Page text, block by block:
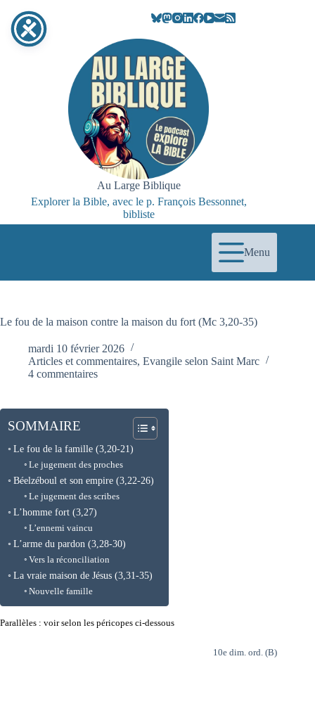
contenu
Au Large Biblique
Explorer la Bible, avec le p. François Bessonnet,
bibliste
Menu
Le fou de la maison contre la maison du fort (Mc 3,20-35)
mardi 10 février 2026
Articles et commentaires, Evangile selon Saint Marc
4 commentaires
SOMMAIRE
Le fou de la famille (3,20-21)
Le jugement des proches
Béelzéboul et son empire (3,22-26)
Le jugement des scribes
L’homme fort (3,27)
L’ennemi vaincu
L’arme du pardon (3,28-30)
Vers la réconciliation
La vraie maison de Jésus (3,31-35)
Nouvelle famille
Parallèles : voir selon les péricopes ci-dessous
10e dim. ord. (B)